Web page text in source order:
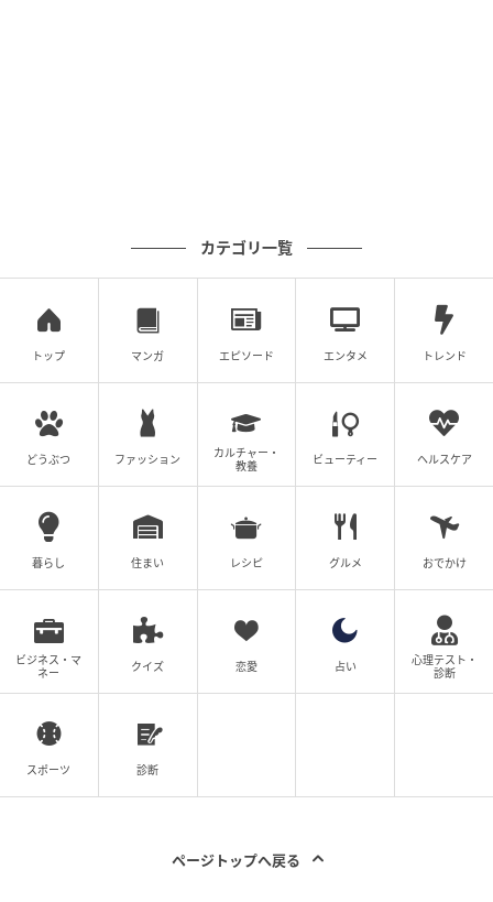
カテゴリ一覧
トップ マンガ エピソード エンタメ トレンド
どうぶつ ファッション
カルチャー・
教養
ビューティー ヘルスケア
暮らし 住まい レシピ グルメ おでかけ
ビジネス・マ
ネー
クイズ 恋愛 占い
心理テスト・
診断
スポーツ 診断
ページトップへ戻る